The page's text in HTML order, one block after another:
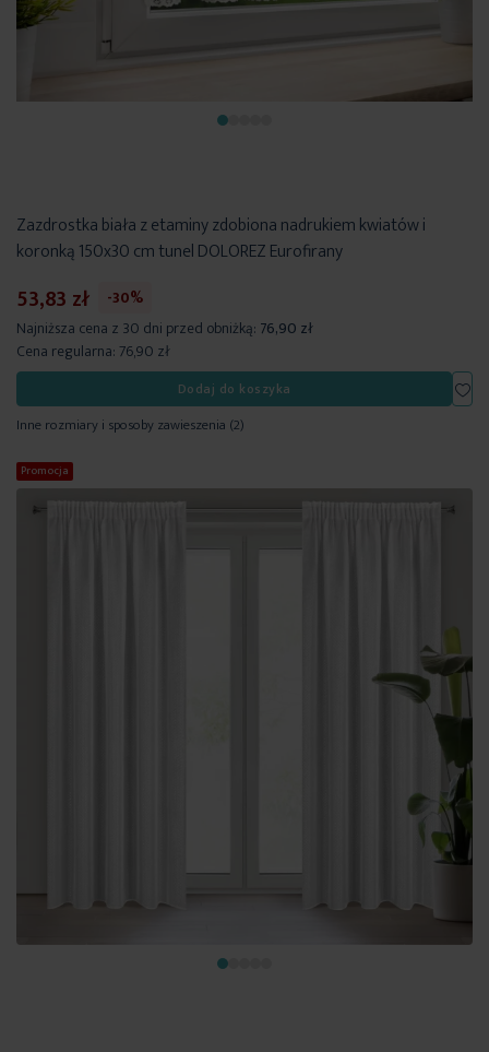
Zazdrostka biała z etaminy zdobiona nadrukiem kwiatów i
koronką 150x30 cm tunel DOLOREZ Eurofirany
53,83 zł
-30%
Najniższa cena z 30 dni przed obniżką: 76,90 zł
Cena regularna: 76,90 zł
Dodaj do koszyka
Inne rozmiary i sposoby zawieszenia (2)
Promocja